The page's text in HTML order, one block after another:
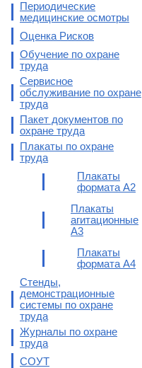
Периодические
медицинские осмотры
Оценка Рисков
Обучение по охране
труда
Сервисное
обслуживание по охране
труда
Пакет документов по
охране труда
Плакаты по охране
труда
Плакаты
формата А2
Плакаты
агитационные
А3
Плакаты
формата А4
Стенды,
демонстрационные
системы по охране
труда
Журналы по охране
труда
СОУТ